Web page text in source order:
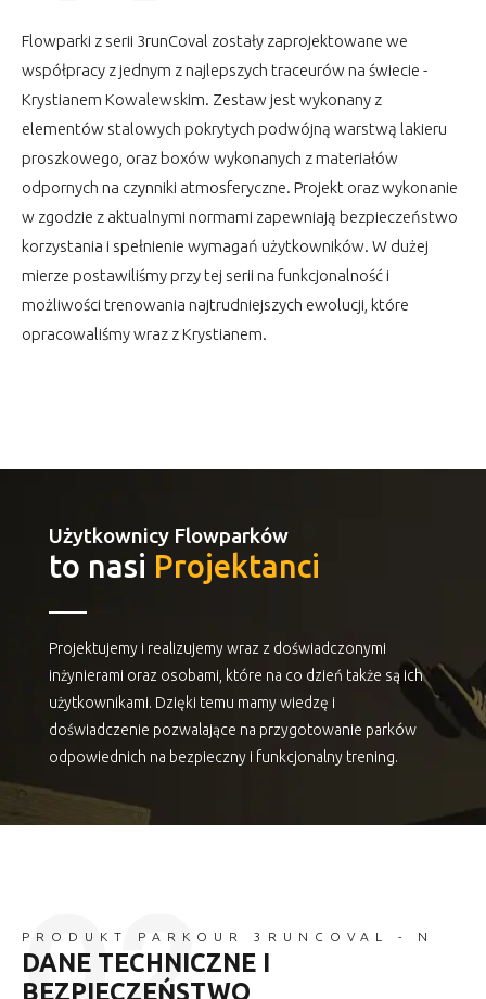
Flowparki z serii 3runCoval zostały zaprojektowane we
współpracy z jednym z najlepszych traceurów na świecie -
Krystianem Kowalewskim. Zestaw jest wykonany z
elementów stalowych pokrytych podwójną warstwą lakieru
proszkowego, oraz boxów wykonanych z materiałów
odpornych na czynniki atmosferyczne. Projekt oraz wykonanie
w zgodzie z aktualnymi normami zapewniają bezpieczeństwo
korzystania i spełnienie wymagań użytkowników. W dużej
mierze postawiliśmy przy tej serii na funkcjonalność i
możliwości trenowania najtrudniejszych ewolucji, które
opracowaliśmy wraz z Krystianem.
Użytkownicy Flowparków
to nasi Projektanci
Projektujemy i realizujemy wraz z doświadczonymi
inżynierami oraz osobami, które na co dzień także są ich
użytkownikami. Dzięki temu mamy wiedzę i
doświadczenie pozwalające na przygotowanie parków
odpowiednich na bezpieczny i funkcjonalny trening.
PRODUKT PARKOUR 3RUNCOVAL - N
DANE TECHNICZNE I
BEZPIECZEŃSTWO